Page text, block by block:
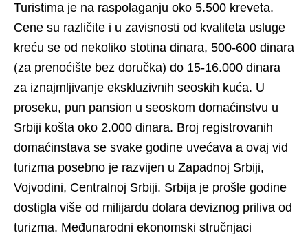
Turistima je na raspolaganju oko 5.500 kreveta.
Cene su različite i u zavisnosti od kvaliteta usluge
kreću se od nekoliko stotina dinara, 500-600 dinara
(za prenoćište bez doručka) do 15-16.000 dinara
za iznajmljivanje ekskluzivnih seoskih kuća. U
proseku, pun pansion u seoskom domaćinstvu u
Srbiji košta oko 2.000 dinara. Broj registrovanih
domaćinstava se svake godine uvećava a ovaj vid
turizma posebno je razvijen u Zapadnoj Srbiji,
Vojvodini, Centralnoj Srbiji. Srbija je prošle godine
dostigla više od milijardu dolara deviznog priliva od
turizma. Međunarodni ekonomski stručnjaci